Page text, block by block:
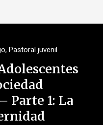
, Pastoral juvenil
Parte 1: La